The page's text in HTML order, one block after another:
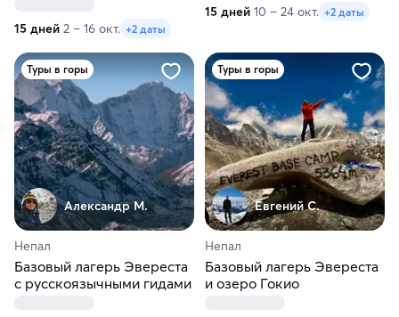
15 дней 2 – 16 окт. +2 даты
15 дней 10 – 24 окт. +2 даты
Туры в горы
Александр М.
Непал
Базовый лагерь Эвереста
с русскоязычными гидами
Туры в горы
Евгений С.
Непал
Базовый лагерь Эвереста
и озеро Гокио